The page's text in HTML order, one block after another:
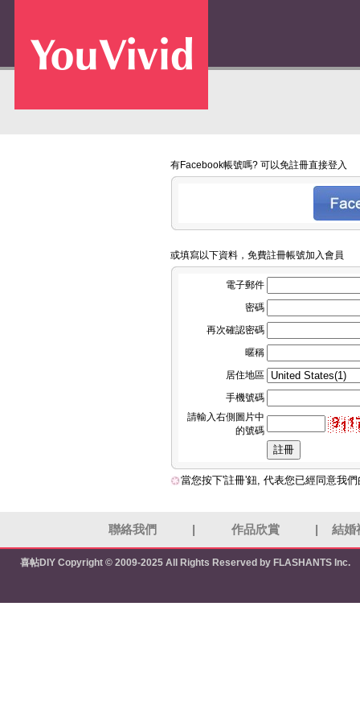
有Facebook帳號嗎? 可以免註冊直接登入
或填寫以下資料，免費註冊帳號加入會員
電子郵件
密碼
再次確認密碼
暱稱
居住地區
手機號碼
請輸入右側圖片中
的號碼
當您按下'註冊'鈕, 代表您已經同意我
聯絡我們 作品欣賞 結婚
喜帖DIY Copyright © 2009-2025 All Rights Reserved by FLASHANTS Inc.